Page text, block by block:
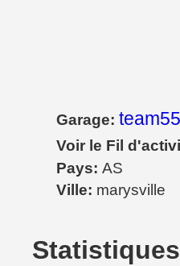
Garage:
Voir le Fil
Pays: AS
Ville: marysville